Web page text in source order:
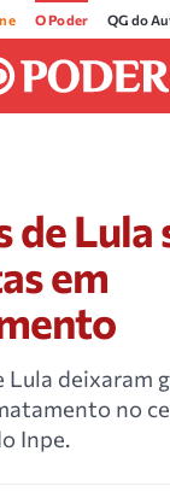
O Poder QG do
Lula
em
Lula deixaram
no
Inpe.